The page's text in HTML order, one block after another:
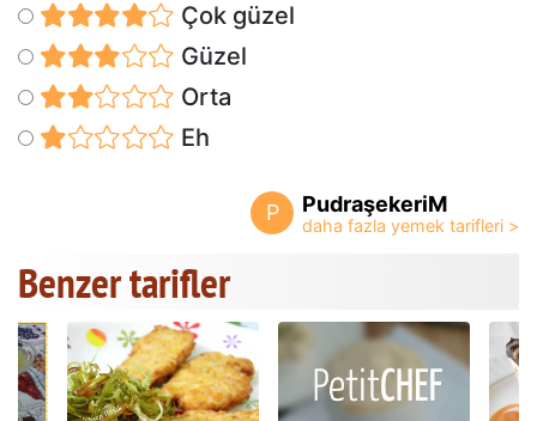
Çok güzel
Güzel
Orta
Eh
P PudraşekeriM
Benzer tarifler